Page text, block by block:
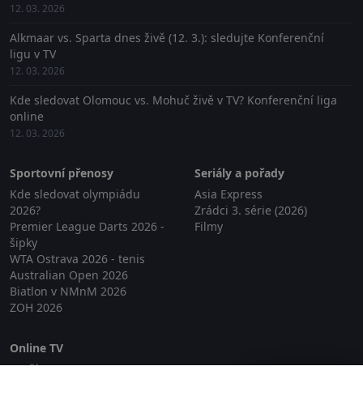
12. 03. 2026
Alkmaar vs. Sparta dnes živě (12. 3.): sledujte Konferenční
ligu v TV
12. 03. 2026
Kde sledovat Olomouc vs. Mohuč živě v TV? Konferenční liga
online
12. 03. 2026
Sportovní přenosy
Kde sledovat olympiádu
2026?
Premier League Darts 2026 -
šipky
WTA Ostrava 2026 - tenis
Australian Open 2026
Biatlon v NMnM 2026
ZOH 2026
Seriály a pořady
Asia Express
Zrádci 3. série (2026)
Filmy
Online TV
Lepší.TV